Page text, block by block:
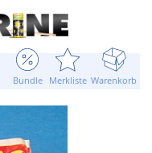
Bundle Merkliste Warenkorb